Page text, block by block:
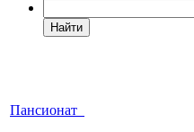
Найти
Пансионат